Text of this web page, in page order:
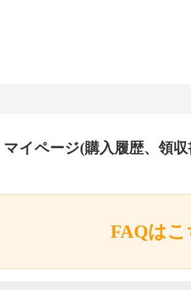
マイページ(購入履歴、領
FAQはこ